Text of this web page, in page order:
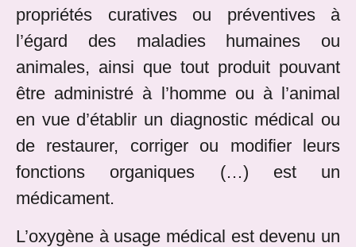
propriétés curatives ou préventives à
l’égard des maladies humaines ou
animales, ainsi que tout produit pouvant
être administré à l’homme ou à l’animal
en vue d’établir un diagnostic médical ou
de restaurer, corriger ou modifier leurs
fonctions organiques (…) est un
médicament.
L’oxygène à usage médical est devenu un